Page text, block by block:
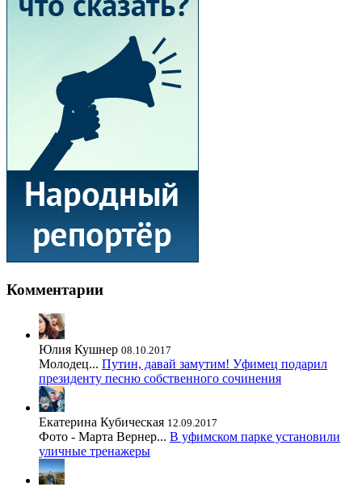
Комментарии
Юлия Кушнер 08.10.2017
Молодец... Путин, давай замутим! Уфимец подарил
президенту песню собственного сочинения
Екатерина Кубическая 12.09.2017
Фото - Марта Вернер... В уфимском парке установили
уличные тренажеры